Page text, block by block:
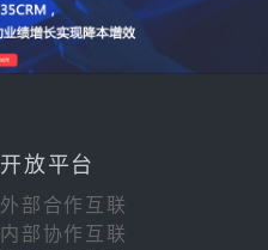
开放平台
外部合作互联
内部协作互联